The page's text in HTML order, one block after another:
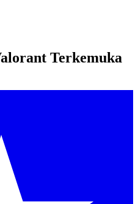
Terkemuka